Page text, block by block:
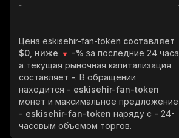
-
Цена eskisehir-fan-token составляет
$0, ниже
-% за последние 24 часа,
а текущая рыночная капитализация
составляет -. В обращении
находится - eskisehir-fan-token
монет и максимальное предложение
- eskisehir-fan-token наряду с - 24-
часовым объемом торгов.